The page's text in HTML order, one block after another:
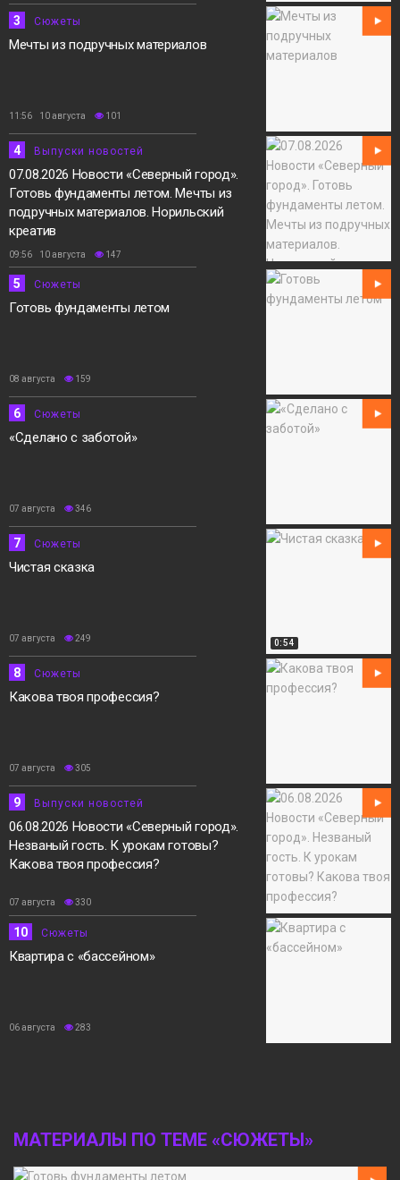
3 Сюжеты
Мечты из подручных материалов
11:56 10 августа 101
4 Выпуски новостей
07.08.2026 Новости «Северный город».
Готовь фундаменты летом. Мечты из
подручных материалов. Норильский
креатив
09:56 10 августа 147
5 Сюжеты
Готовь фундаменты летом
08 августа 159
6 Сюжеты
«Сделано с заботой»
07 августа 346
0:54
7 Сюжеты
Чистая сказка
07 августа 249
8 Сюжеты
Какова твоя профессия?
07 августа 305
9 Выпуски новостей
06.08.2026 Новости «Северный город».
Незваный гость. К урокам готовы?
Какова твоя профессия?
07 августа 330
10 Сюжеты
Квартира с «бассейном»
06 августа 283
МАТЕРИАЛЫ ПО ТЕМЕ «СЮЖЕТЫ»